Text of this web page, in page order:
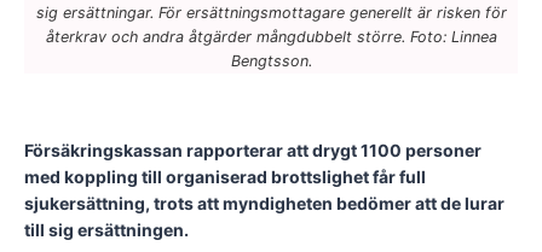
sig ersättningar. För ersättningsmottagare generellt är risken för
återkrav och andra åtgärder mångdubbelt större. Foto: Linnea
Bengtsson.
Försäkringskassan rapporterar att drygt 1100 personer
med koppling till organiserad brottslighet får full
sjukersättning, trots att myndigheten bedömer att de lurar
till sig ersättningen.